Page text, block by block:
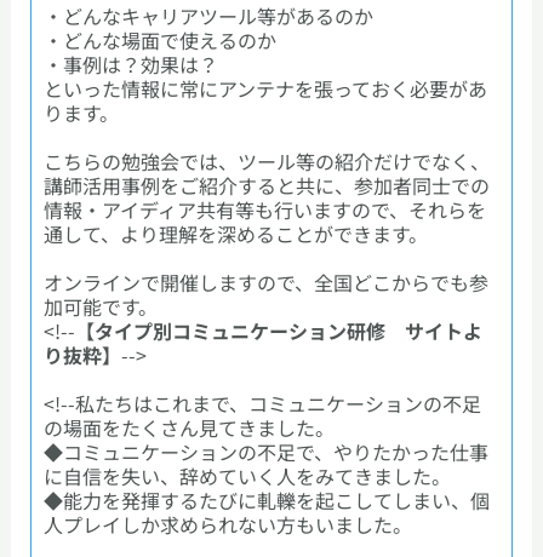
・どんなキャリアツール等があるのか
・どんな場面で使えるのか
・事例は？効果は？
といった情報に常にアンテナを張っておく必要があ
ります。
こちらの勉強会では、ツール等の紹介だけでなく、
講師活用事例をご紹介すると共に、参加者同士での
情報・アイディア共有等も行いますので、それらを
通して、より理解を深めることができます。
オンラインで開催しますので、全国どこからでも参
加可能です。
<!-- 【タイプ別コミュニケーション研修 サイトよ
り抜粋】 -->
<!--私たちはこれまで、コミュニケーションの不足
の場面をたくさん見てきました。
◆コミュニケーションの不足で、やりたかった仕事
に自信を失い、辞めていく人をみてきました。
◆能力を発揮するたびに軋轢を起こしてしまい、個
人プレイしか求められない方もいました。